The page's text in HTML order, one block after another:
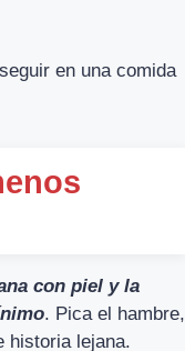
en una comida
con piel y la
. Pica el hambre,
historia lejana.